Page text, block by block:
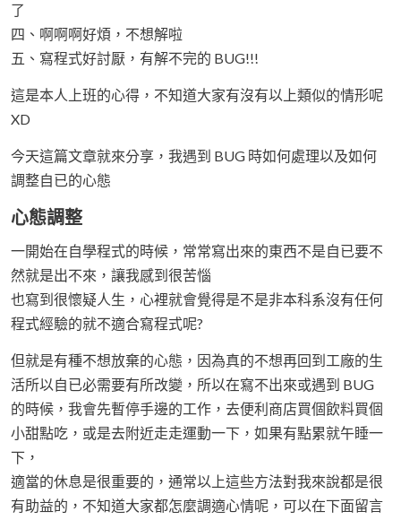
了
四、啊啊啊好煩，不想解啦
五、寫程式好討厭，有解不完的 BUG!!!
這是本人上班的心得，不知道大家有沒有以上類似的情形呢
XD
今天這篇文章就來分享，我遇到 BUG 時如何處理以及如何
調整自已的心態
心態調整
一開始在自學程式的時候，常常寫出來的東西不是自已要不
然就是出不來，讓我感到很苦惱
也寫到很懷疑人生，心裡就會覺得是不是非本科系沒有任何
程式經驗的就不適合寫程式呢?
但就是有種不想放棄的心態，因為真的不想再回到工廠的生
活所以自已必需要有所改變，所以在寫不出來或遇到 BUG
的時候，我會先暫停手邊的工作，去便利商店買個飲料買個
小甜點吃，或是去附近走走運動一下，如果有點累就午睡一
下，
適當的休息是很重要的，通常以上這些方法對我來說都是很
有助益的，不知道大家都怎麼調適心情呢，可以在下面留言